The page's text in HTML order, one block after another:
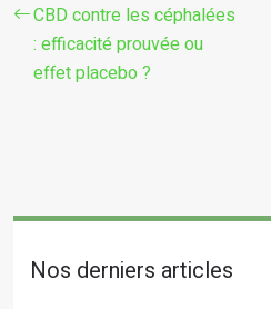
CBD contre les céphalées
: efficacité prouvée ou
effet placebo ?
Nos derniers articles